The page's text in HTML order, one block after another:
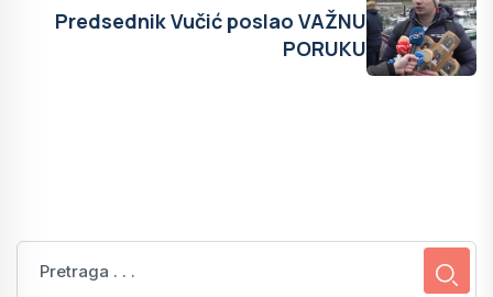
Predsednik Vučić poslao VAŽNU
PORUKU